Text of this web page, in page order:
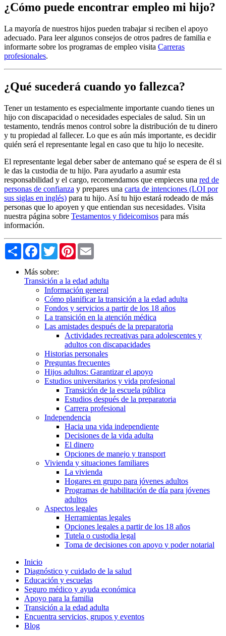
¿Cómo puede encontrar empleo mi hijo?
La mayoría de nuestros hijos pueden trabajar si reciben el apoyo
adecuado. Para leer algunos consejos de otros padres de familia e
informarte sobre los programas de empleo visita Carreras
profesionales.
¿Qué sucederá cuando yo fallezca?
Tener un testamento es especialmente importante cuando tienes un
hijo con discapacidad o necesidades especiales de salud. Sin un
testamento, tendrás menos control sobre la distribución de tu dinero
y tu propiedad al fallecer. Lo que es aún más importante, es decidir
quién será el representante legal en caso que tu hijo lo necesite.
El representante legal deber saber de antemano qué se espera de él si
le das la custodia de tu hijo. Para ayudarlo a asumir esta
responsabilidad y el cargo, recomendamos que empieces una red de
personas de confianza y prepares una carta de intenciones (LOI por
sus siglas en inglés) para tu hijo. Así tu hijo estará rodeado de más
personas que lo apoyen y que entiendan sus necesidades. Visita
nuestra página sobre Testamentos y fideicomisos para más
información.
Share Facebook
TwitterPinterest
Más sobre:
Transición a la edad adulta
Información general
Cómo planificar la transición a la edad adulta
Fondos y servicios a partir de los 18 años
La transición en la atención médica
Las amistades después de la preparatoria
Actividades recreativas para adolescentes y
adultos con discapacidades
Historias personales
Preguntas frecuentes
Hijos adultos: Garantizar el apoyo
Estudios universitarios y vida profesional
Transición de la escuela pública
Estudios después de la preparatoria
Carrera profesional
Independencia
Hacia una vida independiente
Decisiones de la vida adulta
El dinero
Opciones de manejo y transport
Vivienda y situaciones familiares
La vivienda
Hogares en grupo para jóvenes adultos
Programas de habilitación de día para jóvenes
adultos
Aspectos legales
Herramientas legales
Opciones legales a partir de los 18 años
Tutela o custodia legal
Toma de decisiones con apoyo y poder notarial
Inicio
Diagnóstico y cuidado de la salud
Educación y escuelas
Seguro médico y ayuda económica
Apoyo para la familia
Transición a la edad adulta
Encuentra servicios, grupos y eventos
Blog